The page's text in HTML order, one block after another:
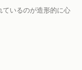
いるのが造形的に心